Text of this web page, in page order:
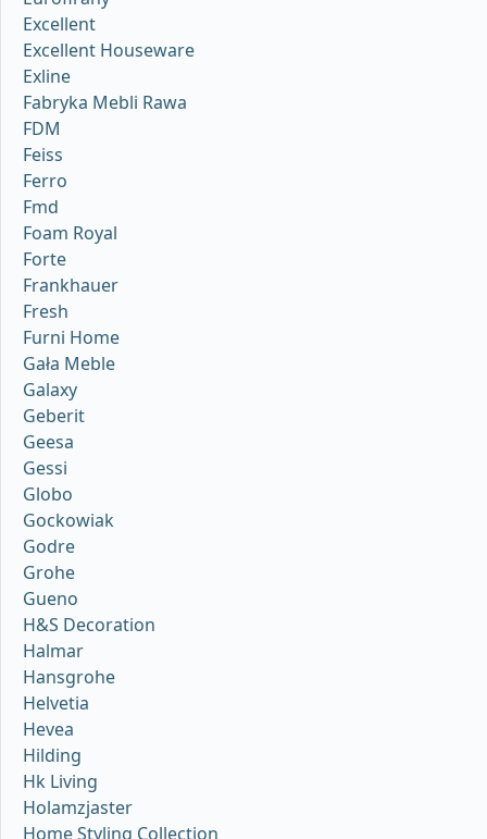
Excellent
Excellent Houseware
Exline
Fabryka Mebli Rawa
FDM
Feiss
Ferro
Fmd
Foam Royal
Forte
Frankhauer
Fresh
Furni Home
Gała Meble
Galaxy
Geberit
Geesa
Gessi
Globo
Gockowiak
Godre
Grohe
Gueno
H&S Decoration
Halmar
Hansgrohe
Helvetia
Hevea
Hilding
Hk Living
Holamzjaster
Home Styling Collection